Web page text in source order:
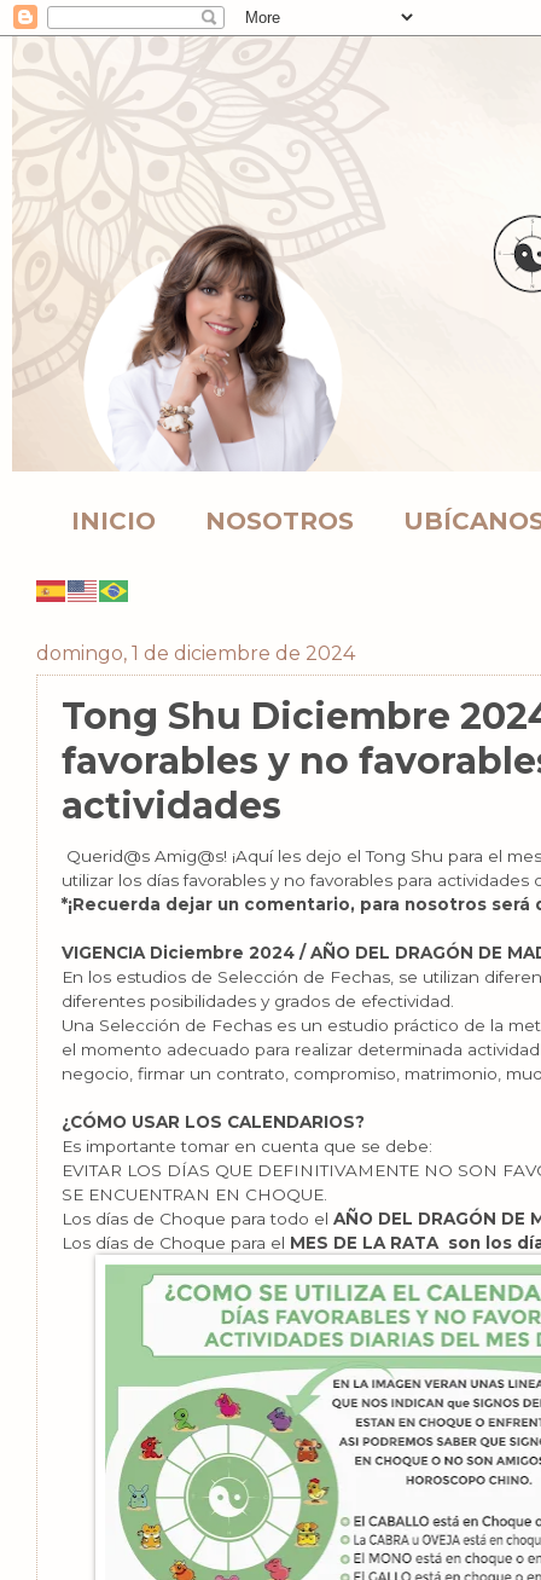
INICIO NOSOTROS
domingo, 1 de diciembre de 2024
Tong Shu Diciembre
favorables y no
actividades
Querid@s Amig@s! ¡Aquí les dejo el Tong Shu para el
utilizar los días favorables y no favorables para actividades
*¡Recuerda dejar un comentario, para nosotros será
VIGENCIA Diciembre 2024 / AÑO DEL DRAGÓN DE
En los estudios de Selección de Fechas, se utilizan
diferentes posibilidades y grados de efectividad.
Una Selección de Fechas es un estudio práctico de la
el momento adecuado para realizar determinada
negocio, firmar un contrato, compromiso, matrimonio,
¿CÓMO USAR LOS CALENDARIOS?
Es importante tomar en cuenta que se debe:
EVITAR LOS DÍAS QUE DEFINITIVAMENTE NO SON
SE ENCUENTRAN EN CHOQUE.
Los días de Choque para todo el AÑO DEL DRAGÓN DE
Los días de Choque para el MES DE LA RATA son los